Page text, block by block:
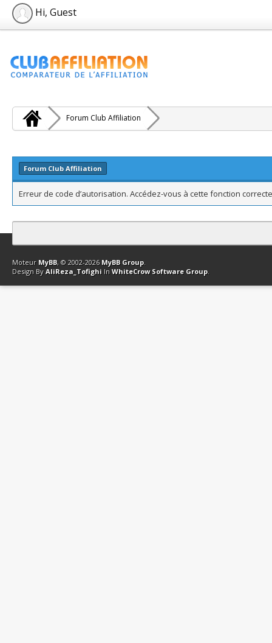
Hi, Guest
Forum Club Affiliation
Forum Club Affiliation
Erreur de code d’autorisation. Accédez-vous à cette fonction
Contact Club Affiliation Retourner en haut Version bas-débit
Moteur MyBB, © 2002-2026 MyBB Group.
Design By AliReza_Tofighi In WhiteCrow Software Group.